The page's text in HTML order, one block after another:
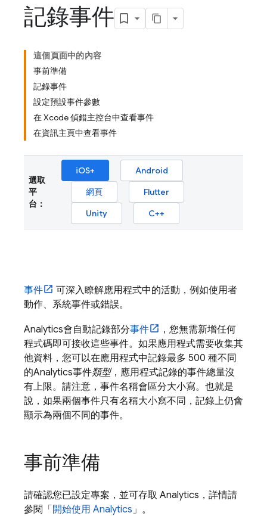
記錄事件
這個頁面中的內容
事前準備
記錄事件
設定預設事件參數
在 Xcode 偵錯主控台中查看事件
在資訊主頁中查看事件
選取
平
台：
iOS+
Android
網頁
Flutter
Unity
C++
事件
可深入瞭解應用程式中的活動，例如使用者
動作、系統事件或錯誤。
Analytics會自動記錄部分事件
，您無需新增任何
程式碼即可接收這些事件。如果應用程式需要收集其
他資料，您可以在應用程式中記錄最多 500 種不同
的Analytics事件類型，應用程式記錄的事件總量沒
有上限。請注意，事件名稱會區分大小寫。也就是
說，如果兩個事件只有名稱大小寫不同，記錄上仍會
顯示為兩個不同的事件。
事前準備
請確認您已設定專案，並可存取 Analytics ，詳情請
參閱「 開始使用 Analytics」。